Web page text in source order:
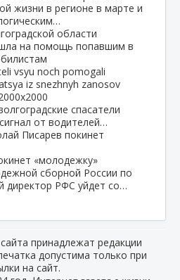
жизни в регионе в марте и
области
на помощь попавшим в
спасатели
от водителей…
Писарев покинет
сборной России по
директор РФС уйдет со…
принадлежат редакции
допустима только при
на сайт.